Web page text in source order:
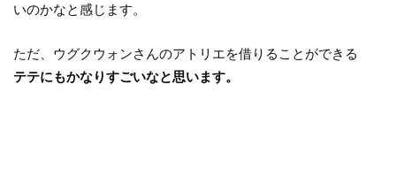
いのかなと感じます。
ただ、ウグクウォンさんのアトリエを借りることができる
テテにもかなりすごいなと思います。